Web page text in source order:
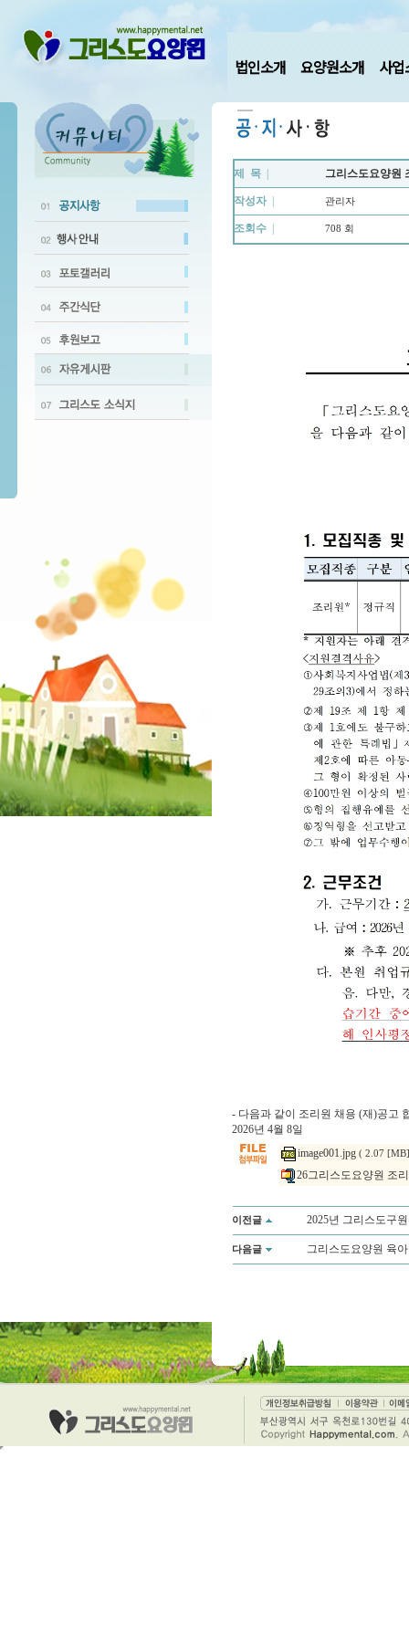
법인소개 요양원소개 사업
제 목 그리스도요양원
작성자 관리자
조회수 708 회
- 다음과 같이 조리원 채용 (재)공고
2026년 4월 8일
image001.jpg( 2.07
26그리스도요양원 조
이전글 2025년 그리스도구
다음글 그리스도요양원 육